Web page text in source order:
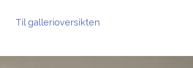
Til gallerioversikten